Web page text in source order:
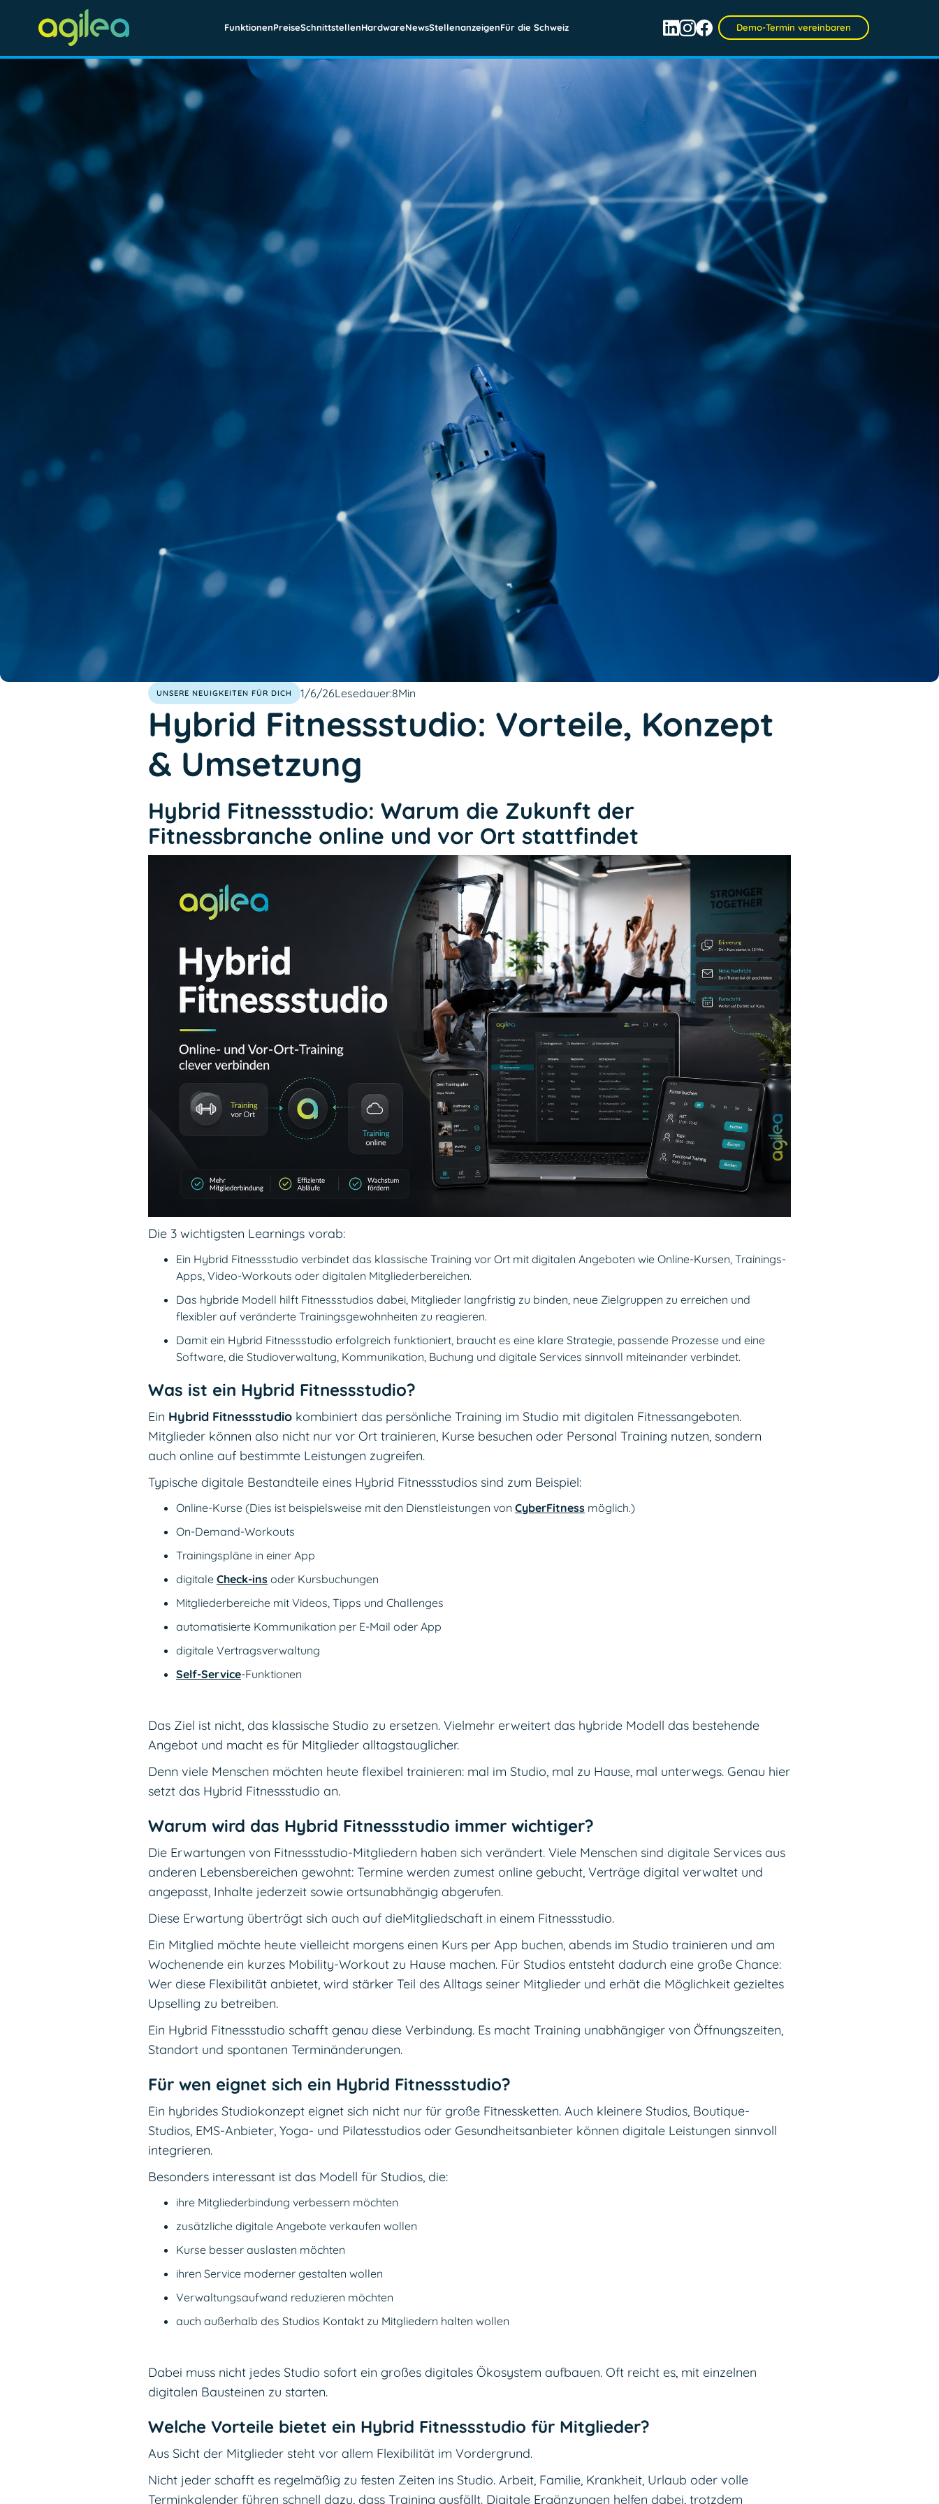
FunktionenPreiseSchnittstellenHardwareNewsStellenanzeigenFür die Schweiz Demo-Termin vereinbaren
UNSERE NEUIGKEITEN FÜR DICH 1/6/26Lesedauer:8Min
Hybrid Fitnessstudio: Vorteile, Konzept
& Umsetzung
Hybrid Fitnessstudio: Warum die Zukunft der
Fitnessbranche online und vor Ort stattfindet
Die 3 wichtigsten Learnings vorab:
Ein Hybrid Fitnessstudio verbindet das klassische Training vor Ort mit digitalen Angeboten wie Online-Kursen, Trainings-
Apps, Video-Workouts oder digitalen Mitgliederbereichen.
Das hybride Modell hilft Fitnessstudios dabei, Mitglieder langfristig zu binden, neue Zielgruppen zu erreichen und
flexibler auf veränderte Trainingsgewohnheiten zu reagieren.
Damit ein Hybrid Fitnessstudio erfolgreich funktioniert, braucht es eine klare Strategie, passende Prozesse und eine
Software, die Studioverwaltung, Kommunikation, Buchung und digitale Services sinnvoll miteinander verbindet.
Was ist ein Hybrid Fitnessstudio?
Ein Hybrid Fitnessstudio kombiniert das persönliche Training im Studio mit digitalen Fitnessangeboten.
Mitglieder können also nicht nur vor Ort trainieren, Kurse besuchen oder Personal Training nutzen, sondern
auch online auf bestimmte Leistungen zugreifen.
Typische digitale Bestandteile eines Hybrid Fitnessstudios sind zum Beispiel:
Online-Kurse (Dies ist beispielsweise mit den Dienstleistungen von CyberFitness möglich.)
On-Demand-Workouts
Trainingspläne in einer App
digitale Check-ins oder Kursbuchungen
Mitgliederbereiche mit Videos, Tipps und Challenges
automatisierte Kommunikation per E-Mail oder App
digitale Vertragsverwaltung
Self-Service-Funktionen
Das Ziel ist nicht, das klassische Studio zu ersetzen. Vielmehr erweitert das hybride Modell das bestehende
Angebot und macht es für Mitglieder alltagstauglicher.
Denn viele Menschen möchten heute flexibel trainieren: mal im Studio, mal zu Hause, mal unterwegs. Genau hier
setzt das Hybrid Fitnessstudio an.
Warum wird das Hybrid Fitnessstudio immer wichtiger?
Die Erwartungen von Fitnessstudio-Mitgliedern haben sich verändert. Viele Menschen sind digitale Services aus
anderen Lebensbereichen gewohnt: Termine werden zumest online gebucht, Verträge digital verwaltet und
angepasst, Inhalte jederzeit sowie ortsunabhängig abgerufen.
Diese Erwartung überträgt sich auch auf dieMitgliedschaft in einem Fitnessstudio.
Ein Mitglied möchte heute vielleicht morgens einen Kurs per App buchen, abends im Studio trainieren und am
Wochenende ein kurzes Mobility-Workout zu Hause machen. Für Studios entsteht dadurch eine große Chance:
Wer diese Flexibilität anbietet, wird stärker Teil des Alltags seiner Mitglieder und erhät die Möglichkeit gezieltes
Upselling zu betreiben.
Ein Hybrid Fitnessstudio schafft genau diese Verbindung. Es macht Training unabhängiger von Öffnungszeiten,
Standort und spontanen Terminänderungen.
Für wen eignet sich ein Hybrid Fitnessstudio?
Ein hybrides Studiokonzept eignet sich nicht nur für große Fitnessketten. Auch kleinere Studios, Boutique-
Studios, EMS-Anbieter, Yoga- und Pilatesstudios oder Gesundheitsanbieter können digitale Leistungen sinnvoll
integrieren.
Besonders interessant ist das Modell für Studios, die:
ihre Mitgliederbindung verbessern möchten
zusätzliche digitale Angebote verkaufen wollen
Kurse besser auslasten möchten
ihren Service moderner gestalten wollen
Verwaltungsaufwand reduzieren möchten
auch außerhalb des Studios Kontakt zu Mitgliedern halten wollen
Dabei muss nicht jedes Studio sofort ein großes digitales Ökosystem aufbauen. Oft reicht es, mit einzelnen
digitalen Bausteinen zu starten.
Welche Vorteile bietet ein Hybrid Fitnessstudio für Mitglieder?
Aus Sicht der Mitglieder steht vor allem Flexibilität im Vordergrund.
Nicht jeder schafft es regelmäßig zu festen Zeiten ins Studio. Arbeit, Familie, Krankheit, Urlaub oder volle
Terminkalender führen schnell dazu, dass Training ausfällt. Digitale Ergänzungen helfen dabei, trotzdem